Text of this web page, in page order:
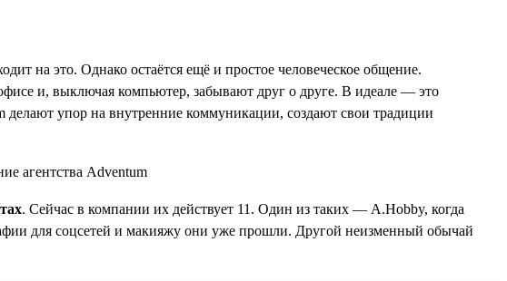
на это. Однако остаётся ещё и простое человеческое общение.
и, выключая компьютер, забывают друг о друге. В идеале — это
упор на внутренние коммуникации, создают свои традиции
. Сейчас в компании их действует 11. Один из таких — A.Hobby, когда
для соцсетей и макияжу они уже прошли. Другой неизменный обычай